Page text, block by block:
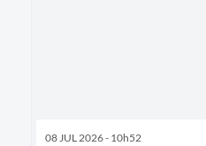
08 JUL 2026 - 10h52